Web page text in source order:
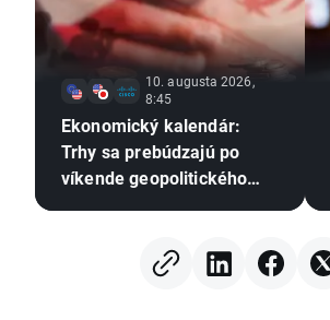
10. augusta 2026,
8:45
Ekonomický kalendár:
Trhy sa prebúdzajú po
víkende geopolitického